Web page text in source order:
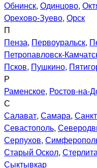
Обнинск, Одинцово,
Орехово-Зуево, Орск
П
Пенза, Первоуральск,
Петропавловск-
Псков, Пушкино,
Р
Раменское, Ростов-на-
С
Салават, Самара,
Севастополь,
Серпухов,
Старый Оскол,
Сыктывкар